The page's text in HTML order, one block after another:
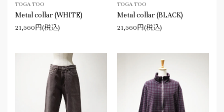
TOGA TOO
Metal collar (WHITE)
21,560円(税込)
TOGA TOO
Metal collar (BLACK)
21,560円(税込)